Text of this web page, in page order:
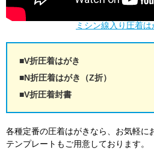
ミシン線入り圧着は
V折圧着はがき
N折圧着はがき（Z折）
V折圧着封書
各種定番の圧着はがきなら、お気軽に
テンプレートもご用意しております。